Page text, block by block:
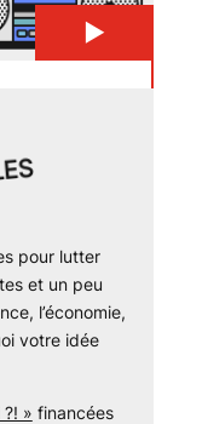
▶
pour lutter
et un peu
l’économie,
votre idée
» financées